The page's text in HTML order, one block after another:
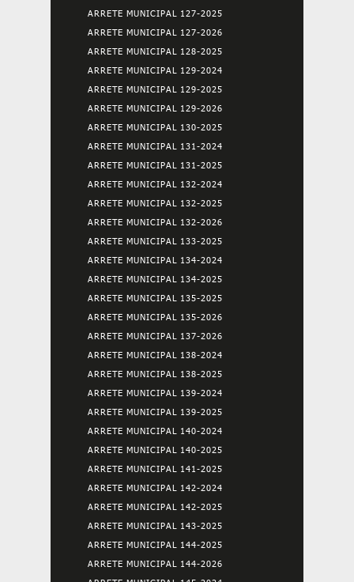
ARRETE MUNICIPAL 127-2025
ARRETE MUNICIPAL 127-2026
ARRETE MUNICIPAL 128-2025
ARRETE MUNICIPAL 129-2024
ARRETE MUNICIPAL 129-2025
ARRETE MUNICIPAL 129-2026
ARRETE MUNICIPAL 130-2025
ARRETE MUNICIPAL 131-2024
ARRETE MUNICIPAL 131-2025
ARRETE MUNICIPAL 132-2024
ARRETE MUNICIPAL 132-2025
ARRETE MUNICIPAL 132-2026
ARRETE MUNICIPAL 133-2025
ARRETE MUNICIPAL 134-2024
ARRETE MUNICIPAL 134-2025
ARRETE MUNICIPAL 135-2025
ARRETE MUNICIPAL 135-2026
ARRETE MUNICIPAL 137-2026
ARRETE MUNICIPAL 138-2024
ARRETE MUNICIPAL 138-2025
ARRETE MUNICIPAL 139-2024
ARRETE MUNICIPAL 139-2025
ARRETE MUNICIPAL 140-2024
ARRETE MUNICIPAL 140-2025
ARRETE MUNICIPAL 141-2025
ARRETE MUNICIPAL 142-2024
ARRETE MUNICIPAL 142-2025
ARRETE MUNICIPAL 143-2025
ARRETE MUNICIPAL 144-2025
ARRETE MUNICIPAL 144-2026